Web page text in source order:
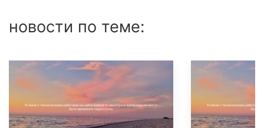
новости по теме: